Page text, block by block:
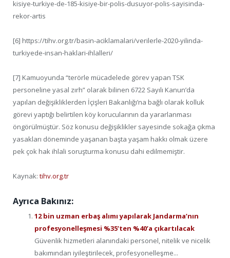
kisiye-turkiye-de-185-kisiye-bir-polis-dusuyor-polis-sayisinda-
rekor-artis
[6] https://tihv.org.tr/basin-aciklamalari/verilerle-2020-yilinda-
turkiyede-insan-haklari-ihlalleri/
[7] Kamuoyunda “terörle mücadelede görev yapan TSK
personeline yasal zırh” olarak bilinen 6722 Sayılı Kanun’da
yapılan değişikliklerden İçişleri Bakanlığı’na bağlı olarak kolluk
görevi yaptığı belirtilen köy korucularının da yararlanması
öngörülmüştür. Söz konusu değişiklikler sayesinde sokağa çıkma
yasakları döneminde yaşanan başta yaşam hakkı olmak üzere
pek çok hak ihlali soruşturma konusu dahi edilmemiştir.
Kaynak: tihv.org.tr
Ayrıca Bakınız:
12 bin uzman erbaş alımı yapılarak Jandarma’nın
profesyonelleşmesi %35’ten %40’a çıkartılacak
Güvenlik hizmetleri alanındaki personel, nitelik ve nicelik
bakımından iyileştirilecek, profesyonelleşme...